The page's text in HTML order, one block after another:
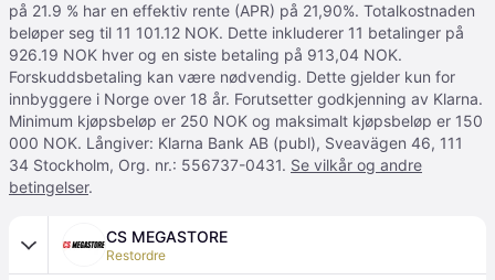
på 21.9 % har en effektiv rente (APR) på 21,90%. Totalkostnaden
beløper seg til 11 101.12 NOK. Dette inkluderer 11 betalinger på
926.19 NOK hver og en siste betaling på 913,04 NOK.
Forskuddsbetaling kan være nødvendig. Dette gjelder kun for
innbyggere i Norge over 18 år. Forutsetter godkjenning av Klarna.
Minimum kjøpsbeløp er 250 NOK og maksimalt kjøpsbeløp er 150
000 NOK. Långiver: Klarna Bank AB (publ), Sveavägen 46, 111
34 Stockholm, Org. nr.: 556737-0431. Se vilkår og andre
betingelser.
CS MEGASTORE
Restordre